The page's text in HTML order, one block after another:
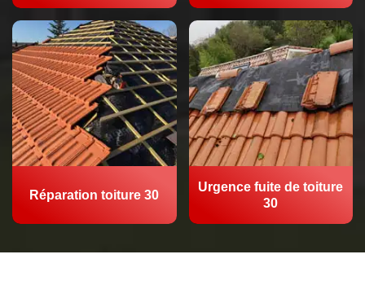
Réparation toiture 30
Urgence fuite de toiture
30